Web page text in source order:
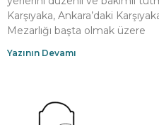
Karşıyaka, Ankara’daki
Mezarlığı başta olmak üzere
Yazının Devamı